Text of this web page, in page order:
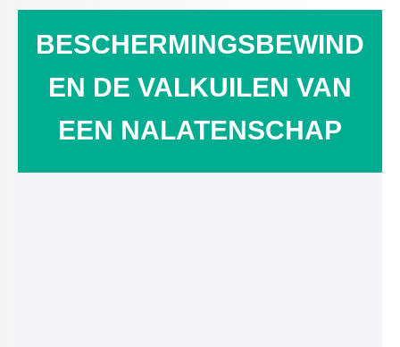
BESCHERMINGSBEWIND
EN DE VALKUILEN VAN
EEN NALATENSCHAP